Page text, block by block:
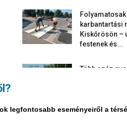
legfontosabb eseményeiről a
karbantartási
Kiskőrösön –
festenek és...
Több száz